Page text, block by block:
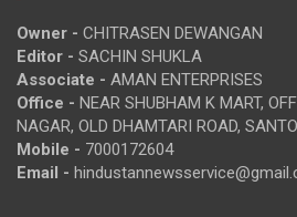
Owner - CHITRASEN DEWANGAN
Editor - SACHIN SHUKLA
Associate - AMAN ENTERPRISES
Office - NEAR SHUBHAM K MART,
NAGAR, OLD DHAMTARI ROAD,
Mobile - 7000172604
Email -